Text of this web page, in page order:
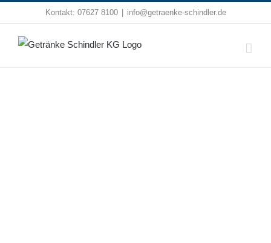
springen
Kontakt: 07627 8100 info@getraenke-schindler.de